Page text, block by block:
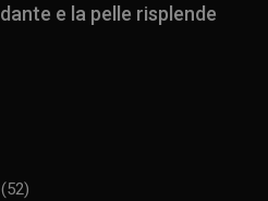
e la pelle risplende
(52)